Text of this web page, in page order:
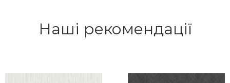
Купити
поставки до 1,5 міс.
Купити
поставки до 1,5 міс.